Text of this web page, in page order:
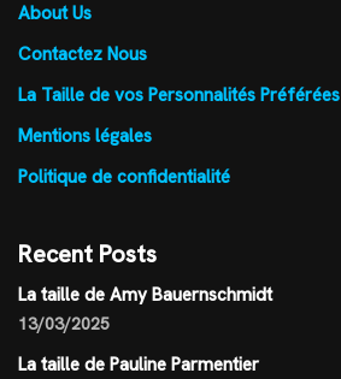
About Us
Contactez Nous
La Taille de vos Personnalités Préférées
Mentions légales
Politique de confidentialité
Recent Posts
La taille de Amy Bauernschmidt
13/03/2025
La taille de Pauline Parmentier